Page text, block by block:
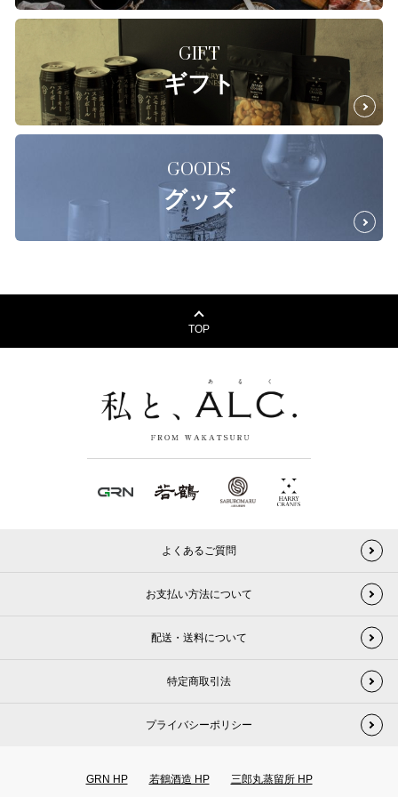
GIFT
ギフト
GOODS
グッズ
TOP
よくあるご質問
お支払い方法について
配送・送料について
特定商取引法
プライバシーポリシー
GRN HP 若鶴酒造 HP 三郎丸蒸留所 HP